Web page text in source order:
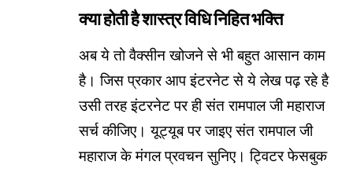
क्या होती है शास्त्र विधि निहित भक्ति
अब ये तो वैक्सीन खोजने से भी बहुत आसान काम
है। जिस प्रकार आप इंटरनेट से ये लेख पढ़ रहे है
उसी तरह इंटरनेट पर ही संत रामपाल जी महाराज
सर्च कीजिए। यूट्यूब पर जाइए संत रामपाल जी
महाराज के मंगल प्रवचन सुनिए। ट्विटर फेसबुक